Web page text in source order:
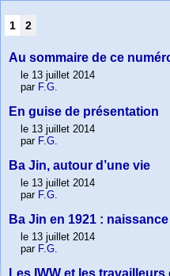
1 2
Au sommaire de ce
le 13 juillet 2014
par F.G.
En guise de présentation
le 13 juillet 2014
par F.G.
Ba Jin, autour d’une vie
le 13 juillet 2014
par F.G.
Ba Jin en 1921 :
le 13 juillet 2014
par F.G.
Les IWW et les